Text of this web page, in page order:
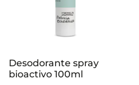
Desodorante spray
bioactivo 100ml